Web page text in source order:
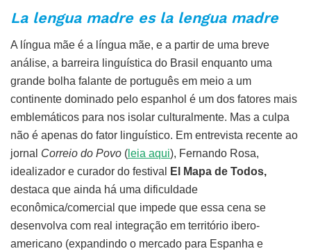
La lengua madre es la lengua madre
A língua mãe é a língua mãe, e a partir de uma breve
análise, a barreira linguística do Brasil enquanto uma
grande bolha falante de português em meio a um
continente dominado pelo espanhol é um dos fatores mais
emblemáticos para nos isolar culturalmente. Mas a culpa
não é apenas do fator linguístico. Em entrevista recente ao
jornal Correio do Povo ( leia aqui), Fernando Rosa,
idealizador e curador do festival
El Mapa de Todos,
destaca que ainda há uma dificuldade
econômica/comercial que impede que essa cena se
desenvolva com real integração em território ibero-
americano (expandindo o mercado para Espanha e